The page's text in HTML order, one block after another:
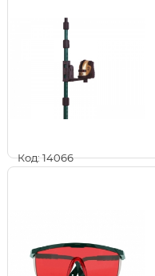
Код: 14066